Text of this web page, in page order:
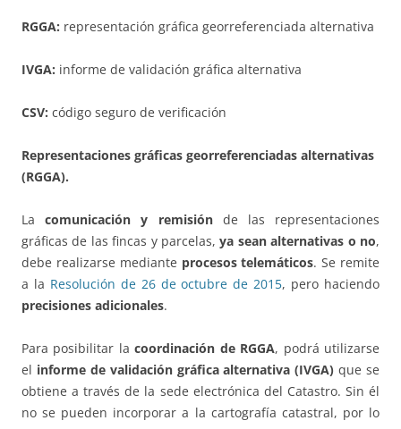
RGGA: representación gráfica georreferenciada alternativa
IVGA: informe de validación gráfica alternativa
CSV: código seguro de verificación
Representaciones gráficas georreferenciadas alternativas
(RGGA).
Lacomunicación y remisiónde las representaciones
gráficas de las fincas y parcelas,ya sean alternativas o no,
debe realizarse mediante procesos telemáticos. Se remite
a la Resolución de 26 de octubre de 2015, pero haciendo
precisiones adicionales.
Para posibilitar lacoordinación de RGGA, podrá utilizarse
el informe de validación gráfica alternativa (IVGA) que se
obtiene a través de la sede electrónica del Catastro. Sin él
no se pueden incorporar a la cartografía catastral, por lo